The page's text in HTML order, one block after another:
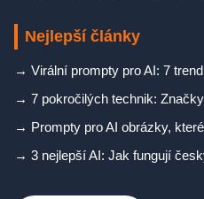
Nejlepší články
→ Virální prompty pro AI: 7
→ 7 pokročilých technik:
→ Prompty pro AI obrázky,
→ 3 nejlepší AI: Jak fungují